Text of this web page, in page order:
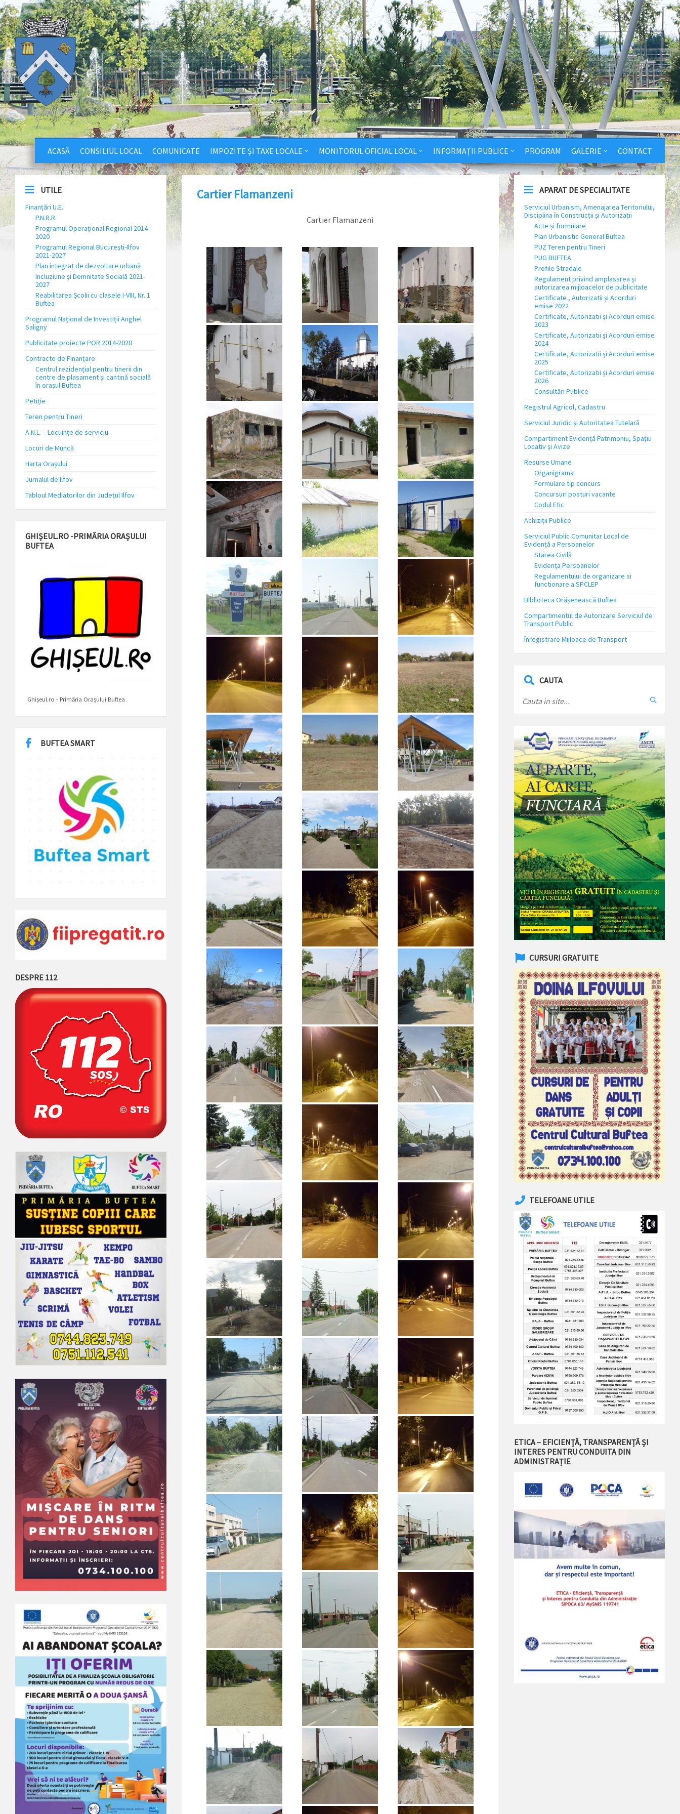
ACASĂ CONSILIUL LOCAL COMUNICATE IMPOZITE ȘI TAXE LOCALE MONITORUL OFICIAL LOCAL INFORMAȚII PUBLICE PROGRAM GALERIE CONTACT
Cartier Flamanzeni
Cartier Flamanzeni
UTILE
Finanțări U.E.
P.N.R.R.
Programul Operațional Regional 2014-
2020
Programul Regional București-Ilfov
2021-2027
Plan integrat de dezvoltare urbană
Incluziune și Demnitate Socială 2021-
2027
Reabilitarea Școlii cu clasele I-VIII, Nr. 1
Buftea
Programul Național de Investiții Anghel
Saligny
Publicitate proiecte POR 2014-2020
Contracte de Finanțare
Centrul rezidențial pentru tinerii din
centre de plasament și cantină socială
în orașul Buftea
Petiție
Teren pentru Tineri
A.N.L. – Locuinţe de serviciu
Locuri de Muncă
Harta Orașului
Jurnalul de Ilfov
Tabloul Mediatorilor din Județul Ilfov
GHIȘEUL.RO -PRIMĂRIA ORAȘULUI
BUFTEA
Ghișeul.ro - Primăria Orașului Buftea
BUFTEA SMART
DESPRE 112
APARAT DE SPECIALITATE
Serviciul Urbanism, Amenajarea Teritoriului,
Disciplina în Construcții și Autorizații
Acte și formulare
Plan Urbanistic General Buftea
PUZ Teren pentru Tineri
PUG BUFTEA
Profile Stradale
Regulament privind amplasarea și
autorizarea mijloacelor de publicitate
Certificate , Autorizatii și Acorduri
emise 2022
Certificate, Autorizatii și Acorduri emise
2023
Certificate, Autorizatii și Acorduri emise
2024
Certificate, Autorizatii și Acorduri emise
2025
Certificate, Autorizatii și Acorduri emise
2026
Consultări Publice
Registrul Agricol, Cadastru
Serviciul Juridic și Autoritatea Tutelară
Compartiment Evidență Patrimoniu, Spațiu
Locativ și Avize
Resurse Umane
Organigrama
Formulare tip concurs
Concursuri posturi vacante
Codul Etic
Achiziții Publice
Serviciul Public Comunitar Local de
Evidență a Persoanelor
Starea Civilă
Evidența Persoanelor
Regulamentului de organizare si
functionare a SPCLEP
Biblioteca Orășenească Buftea
Compartimentul de Autorizare Serviciul de
Transport Public
Înregistrare Mijloace de Transport
CAUTA
CURSURI GRATUITE
TELEFOANE UTILE
ETICA – EFICIENȚĂ, TRANSPARENȚĂ ȘI
INTERES PENTRU CONDUITA DIN
ADMINISTRAȚIE